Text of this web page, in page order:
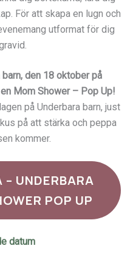
För att skapa en lugn och
utformat för dig
barn, den 18 oktober på
Mom Shower – Pop Up!
på Underbara barn, just
på att stärka och peppa
kommer.
UNDERBARA
POP UP
datum